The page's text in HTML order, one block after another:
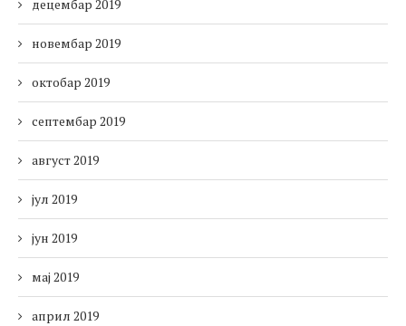
децембар 2019
новембар 2019
октобар 2019
септембар 2019
август 2019
јул 2019
јун 2019
мај 2019
април 2019